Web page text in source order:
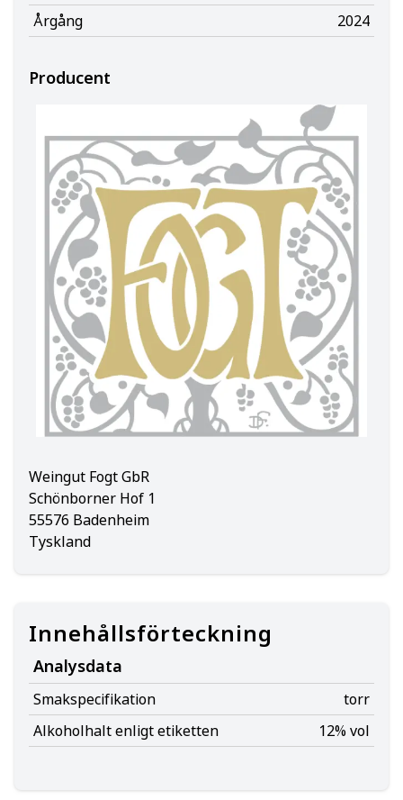
Årgång
2024
Producent
Weingut Fogt GbR
Schönborner Hof 1
55576 Badenheim
Tyskland
Innehållsförteckning
Analysdata
Smakspecifikation
torr
Alkoholhalt enligt etiketten
12% vol